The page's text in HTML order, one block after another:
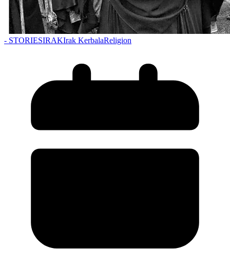
- STORIESIRAKIrak KerbalaReligion